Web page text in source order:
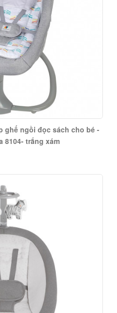
ghế ngồi đọc sách cho bé -
8104- trắng xám